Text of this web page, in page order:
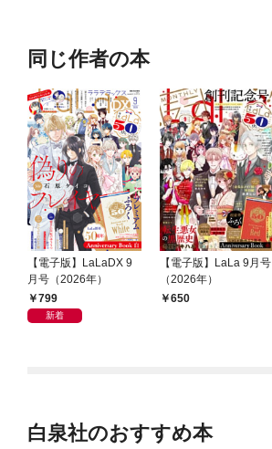
同じ作者の本
【電子版】LaLaDX 9
月号（2026年）
799
新着
【電子版】LaLa 9月号
（2026年）
650
白泉社のおすすめ本